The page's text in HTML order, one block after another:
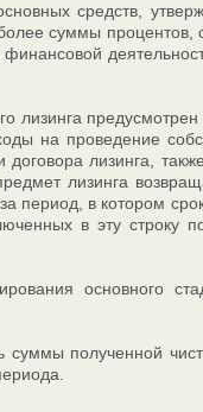
средств,
суммы процентов,
лизинга предусмотрен
на проведение
лизинга,
лизинга
период, в котором
в эту строку
основного
полученной